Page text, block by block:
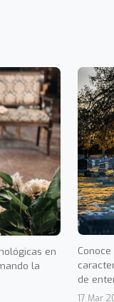
en
la
de
17 Mar